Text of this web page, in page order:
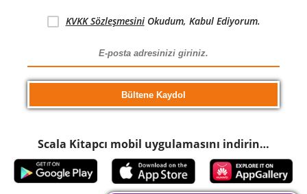
KVKK SözleşmesiniOkudum, Kabul Ediyorum.
Scala Kitapcı mobil uygulamasını indirin…